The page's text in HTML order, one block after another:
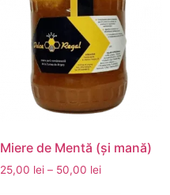
Miere de Mentă (și mană)
25,00 lei– 50,00 lei